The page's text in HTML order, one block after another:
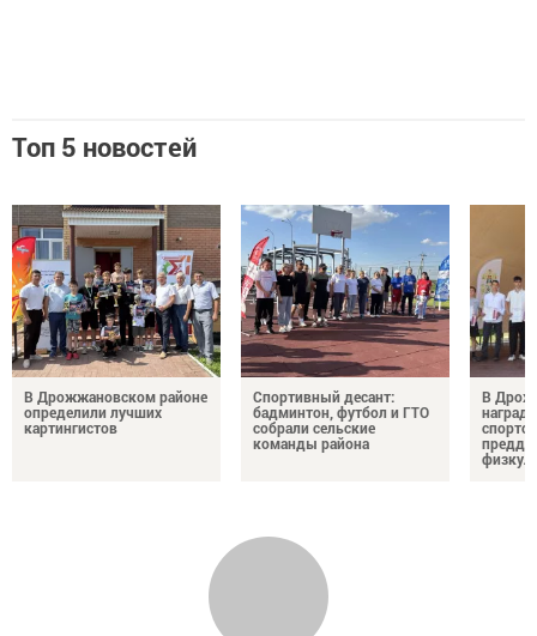
Топ 5 новостей
В Дрожжановском районе
определили лучших
картингистов
Спортивный десант:
бадминтон, футбол и ГТО
собрали сельские
команды района
В